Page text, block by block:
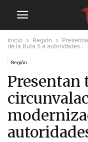
Inicio Región
de la Ruta 5 a autoridades...
Región
Presentan